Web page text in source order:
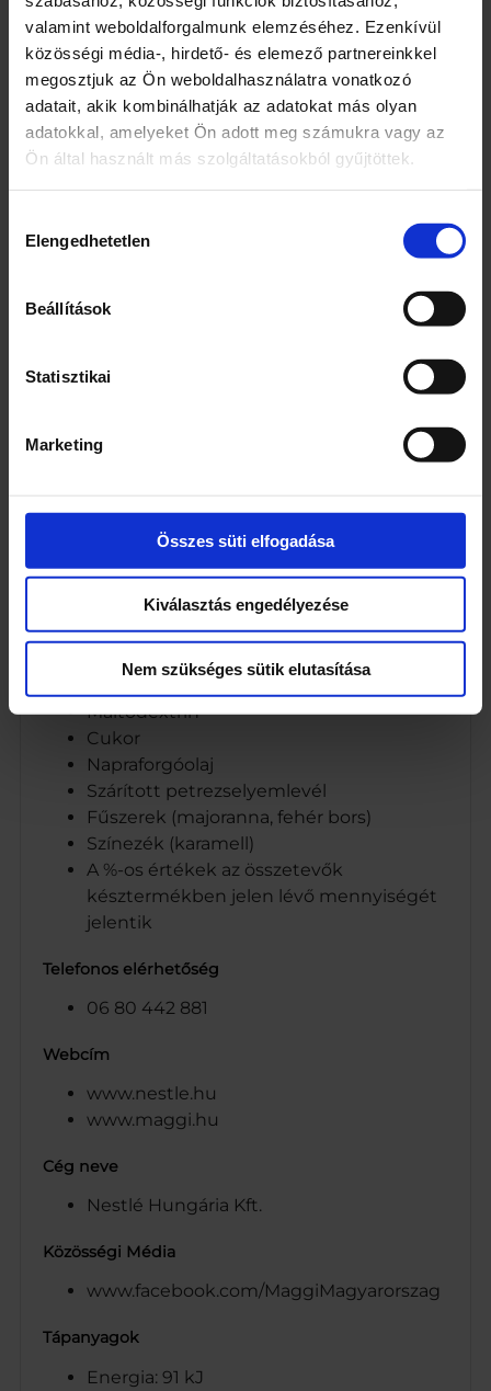
valamint weboldalforgalmunk elemzéséhez. Ezenkívül
közösségi média-, hirdető- és elemező partnereinkkel
megosztjuk az Ön weboldalhasználatra vonatkozó
adatait, akik kombinálhatják az adatokat más olyan
adatokkal, amelyeket Ön adott meg számukra vagy az
Ön által használt más szolgáltatásokból gyűjtöttek.
kiválasztása
Elengedhetetlen
Beállítások
Statisztikai
Marketing
Összes süti elfogadása
Kiválasztás engedélyezése
Nem szükséges sütik elutasítása
g
Összetevők
Tojásos száraztészta 40% (búzaliszt, tojás)
Szárított májgombóc 24% [morzsa
(búzaliszt, élesztő, sertészsír, étkezési só,
cukor), búzadara, pálmazsír, tojássárgája-
vöröshagyma, sertés hús, sertés máj
glutamát, dinátrium-inozinát), étkezési
só, majoranna, aromák, térfogatnövelő
kukoricakeményítő, színezék (szulfitos-
Étkezési só
Ízfokozók (nátrium-glutamát, dinátrium-
inozinát)
Szárított zöldségek 3,3% (sárgarépa,
paszternák)
Aromák
Kukoricakeményítő
Maltodextrin
Cukor
Napraforgóolaj
Szárított petrezselyemlevél
Fűszerek (majoranna, fehér bors)
Színezék (karamell)
A %-os értékek az összetevők
késztermékben jelen lévő mennyiségét
jelentik
Telefonos elérhetőség
06 80 442 881
Webcím
www.nestle.hu
www.maggi.hu
Cég neve
Nestlé Hungária Kft.
Közösségi Média
www.facebook.com/MaggiMagyarorszag
Tápanyagok
Energia: 91 kJ